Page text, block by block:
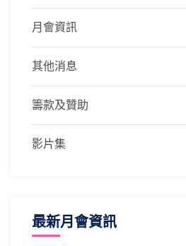
月會資訊
其他消息
籌款及贊助
影片集
最新月會資訊